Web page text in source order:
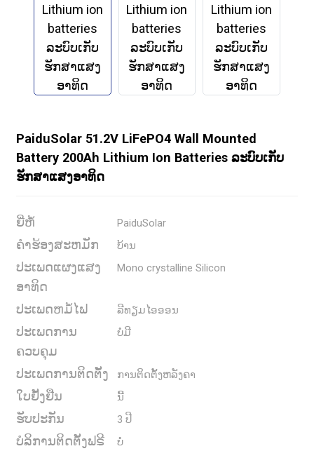
PaiduSolar 51.2V LiFePO4 Wall Mounted
Battery 200Ah Lithium Ion Batteries ລະບົບເກັບ
ຮັກສາແສງອາທິດ
ຍີ່ຫໍ້ PaiduSolar
ຄໍາຮ້ອງສະຫມັກ ບ້ານ
ປະເພດແຜງແສງ
ອາທິດ
Mono crystalline Silicon
ປະເພດຫມໍ້ໄຟ ລີທຽມໄອອອນ
ປະເພດການ
ຄວບຄຸມ
ບໍ່ມີ
ປະເພດການຕິດຕັ້ງ ການຕິດຕັ້ງຫລັງຄາ
ໃບຢັ້ງຢືນ ນີ້
ຮັບປະກັນ 3 ປີ
ບໍລິການຕິດຕັ້ງຟຣີ ບໍ່